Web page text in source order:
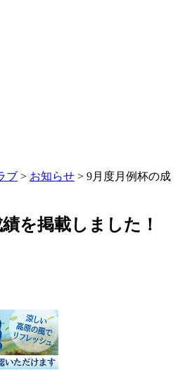
ブ > お知らせ > 9月度月例杯の成
を掲載しました！